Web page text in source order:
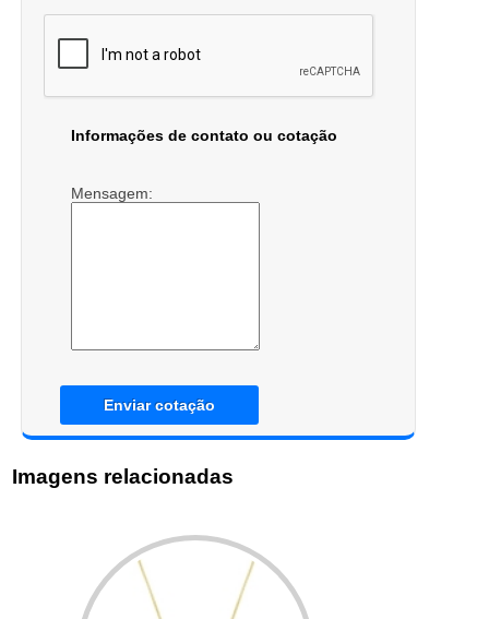
Informações de contato ou cotação
Mensagem:
Enviar cotação
Imagens relacionadas